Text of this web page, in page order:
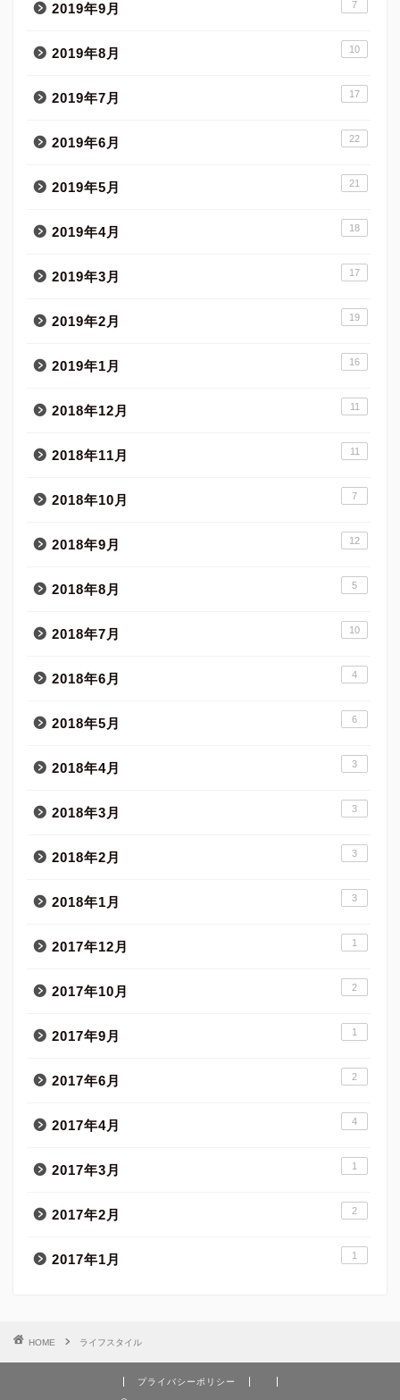
2019年9月 7
2019年8月 10
2019年7月 17
2019年6月 22
2019年5月 21
2019年4月 18
2019年3月 17
2019年2月 19
2019年1月 16
2018年12月 11
2018年11月 11
2018年10月 7
2018年9月 12
2018年8月 5
2018年7月 10
2018年6月 4
2018年5月 6
2018年4月 3
2018年3月 3
2018年2月 3
2018年1月 3
2017年12月 1
2017年10月 2
2017年9月 1
2017年6月 2
2017年4月 4
2017年3月 1
2017年2月 2
2017年1月 1
HOME ライフスタイル
プライバシーポリシー